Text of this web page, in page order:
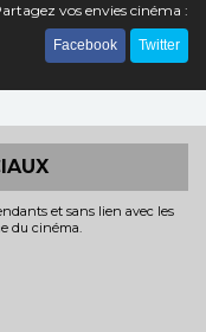
vos envies cinéma :
Facebook Twitter
et sans lien avec les
du cinéma.